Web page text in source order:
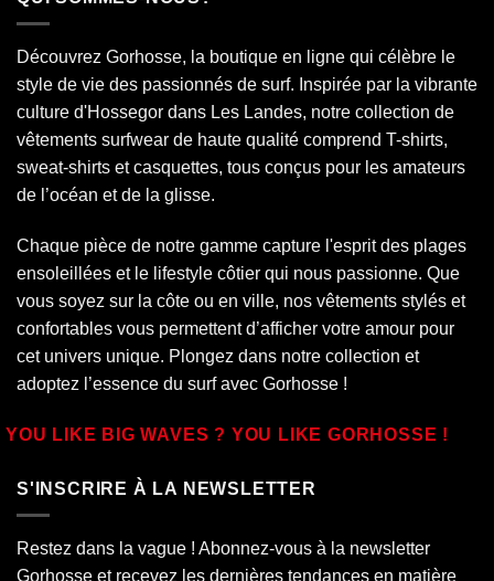
Découvrez Gorhosse, la boutique en ligne qui célèbre le
style de vie des passionnés de surf. Inspirée par la vibrante
culture d'Hossegor dans Les Landes, notre collection de
vêtements surfwear de haute qualité comprend T-shirts,
sweat-shirts et casquettes, tous conçus pour les amateurs
de l’océan et de la glisse.
Chaque pièce de notre gamme capture l'esprit des plages
ensoleillées et le lifestyle côtier qui nous passionne. Que
vous soyez sur la côte ou en ville, nos vêtements stylés et
confortables vous permettent d’afficher votre amour pour
cet univers unique. Plongez dans notre collection et
adoptez l’essence du surf avec Gorhosse !
YOU LIKE BIG WAVES ? YOU LIKE GORHOSSE !
S'INSCRIRE À LA NEWSLETTER
Restez dans la vague ! Abonnez-vous à la newsletter
Gorhosse et recevez les dernières tendances en matière